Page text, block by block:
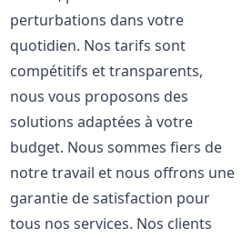
perturbations dans votre
quotidien. Nos tarifs sont
compétitifs et transparents,
nous vous proposons des
solutions adaptées à votre
budget. Nous sommes fiers de
notre travail et nous offrons une
garantie de satisfaction pour
tous nos services. Nos clients